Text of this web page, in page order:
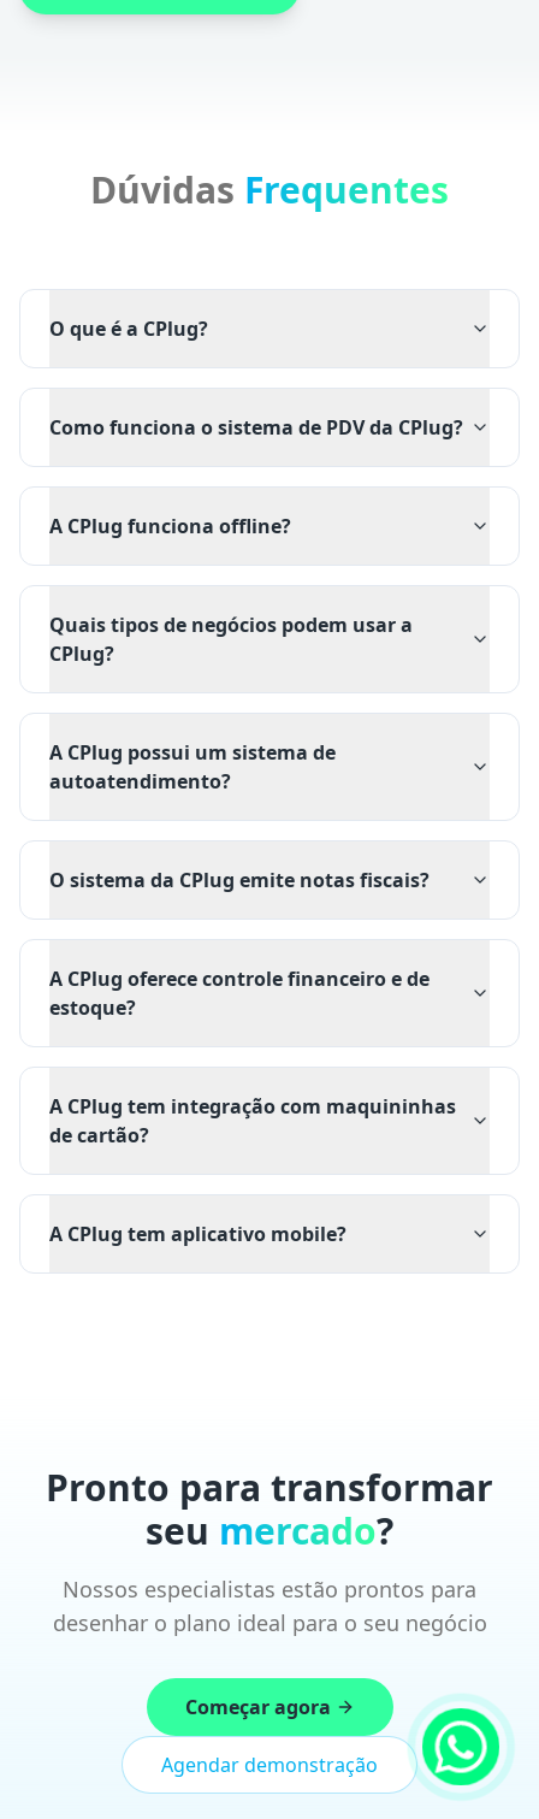
Dúvidas Frequentes
O que é a CPlug?
Como funciona o sistema de PDV da CPlug?
A CPlug funciona offline?
Quais tipos de negócios podem usar a
CPlug?
A CPlug possui um sistema de
autoatendimento?
O sistema da CPlug emite notas fiscais?
A CPlug oferece controle financeiro e de
estoque?
A CPlug tem integração com maquininhas
de cartão?
A CPlug tem aplicativo mobile?
Pronto para transformar
seu mercado?
Nossos especialistas estão prontos para
desenhar o plano ideal para o seu negócio
Começar agora
Agendar demonstração